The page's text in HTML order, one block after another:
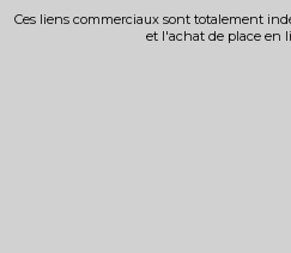
Ces liens commerciaux sont totalement
et l'achat de place en